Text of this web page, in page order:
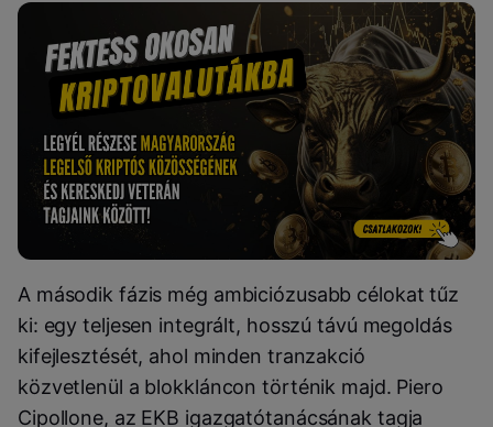
A második fázis még ambiciózusabb célokat tűz
ki: egy teljesen integrált, hosszú távú megoldás
kifejlesztését, ahol minden tranzakció
közvetlenül a blokkláncon történik majd. Piero
Cipollone, az EKB igazgatótanácsának tagja